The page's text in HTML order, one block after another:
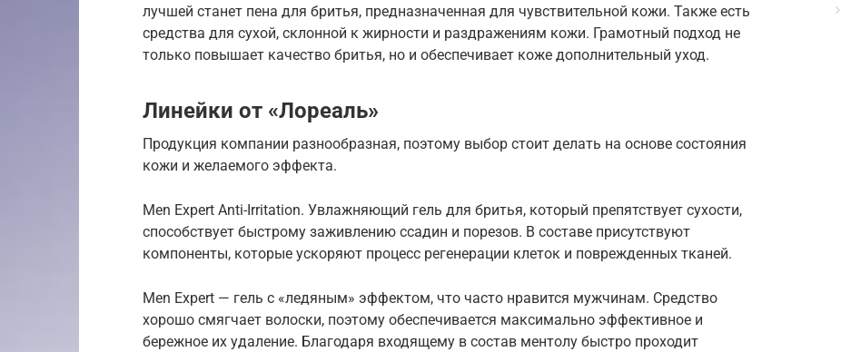
лучшей станет пена для бритья, предназначенная для чувствительной кожи. Также есть
средства для сухой, склонной к жирности и раздражениям кожи. Грамотный подход не
только повышает качество бритья, но и обеспечивает коже дополнительный уход.
Линейки от «Лореаль»
Продукция компании разнообразная, поэтому выбор стоит делать на основе состояния
кожи и желаемого эффекта.
Men Expert Anti-Irritation. Увлажняющий гель для бритья, который препятствует сухости,
способствует быстрому заживлению ссадин и порезов. В составе присутствуют
компоненты, которые ускоряют процесс регенерации клеток и поврежденных тканей.
Men Expert — гель с «ледяным» эффектом, что часто нравится мужчинам. Средство
хорошо смягчает волоски, поэтому обеспечивается максимально эффективное и
бережное их удаление. Благодаря входящему в состав ментолу быстро проходит